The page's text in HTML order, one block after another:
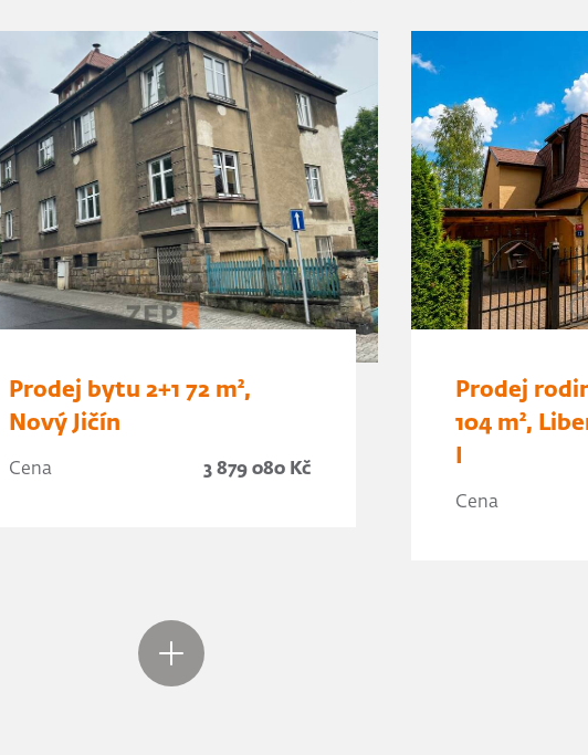
Prodej bytu 2+1 72 m²,
Nový Jičín
Cena 3 879 080 Kč
Prodej
104 m²,
Cena